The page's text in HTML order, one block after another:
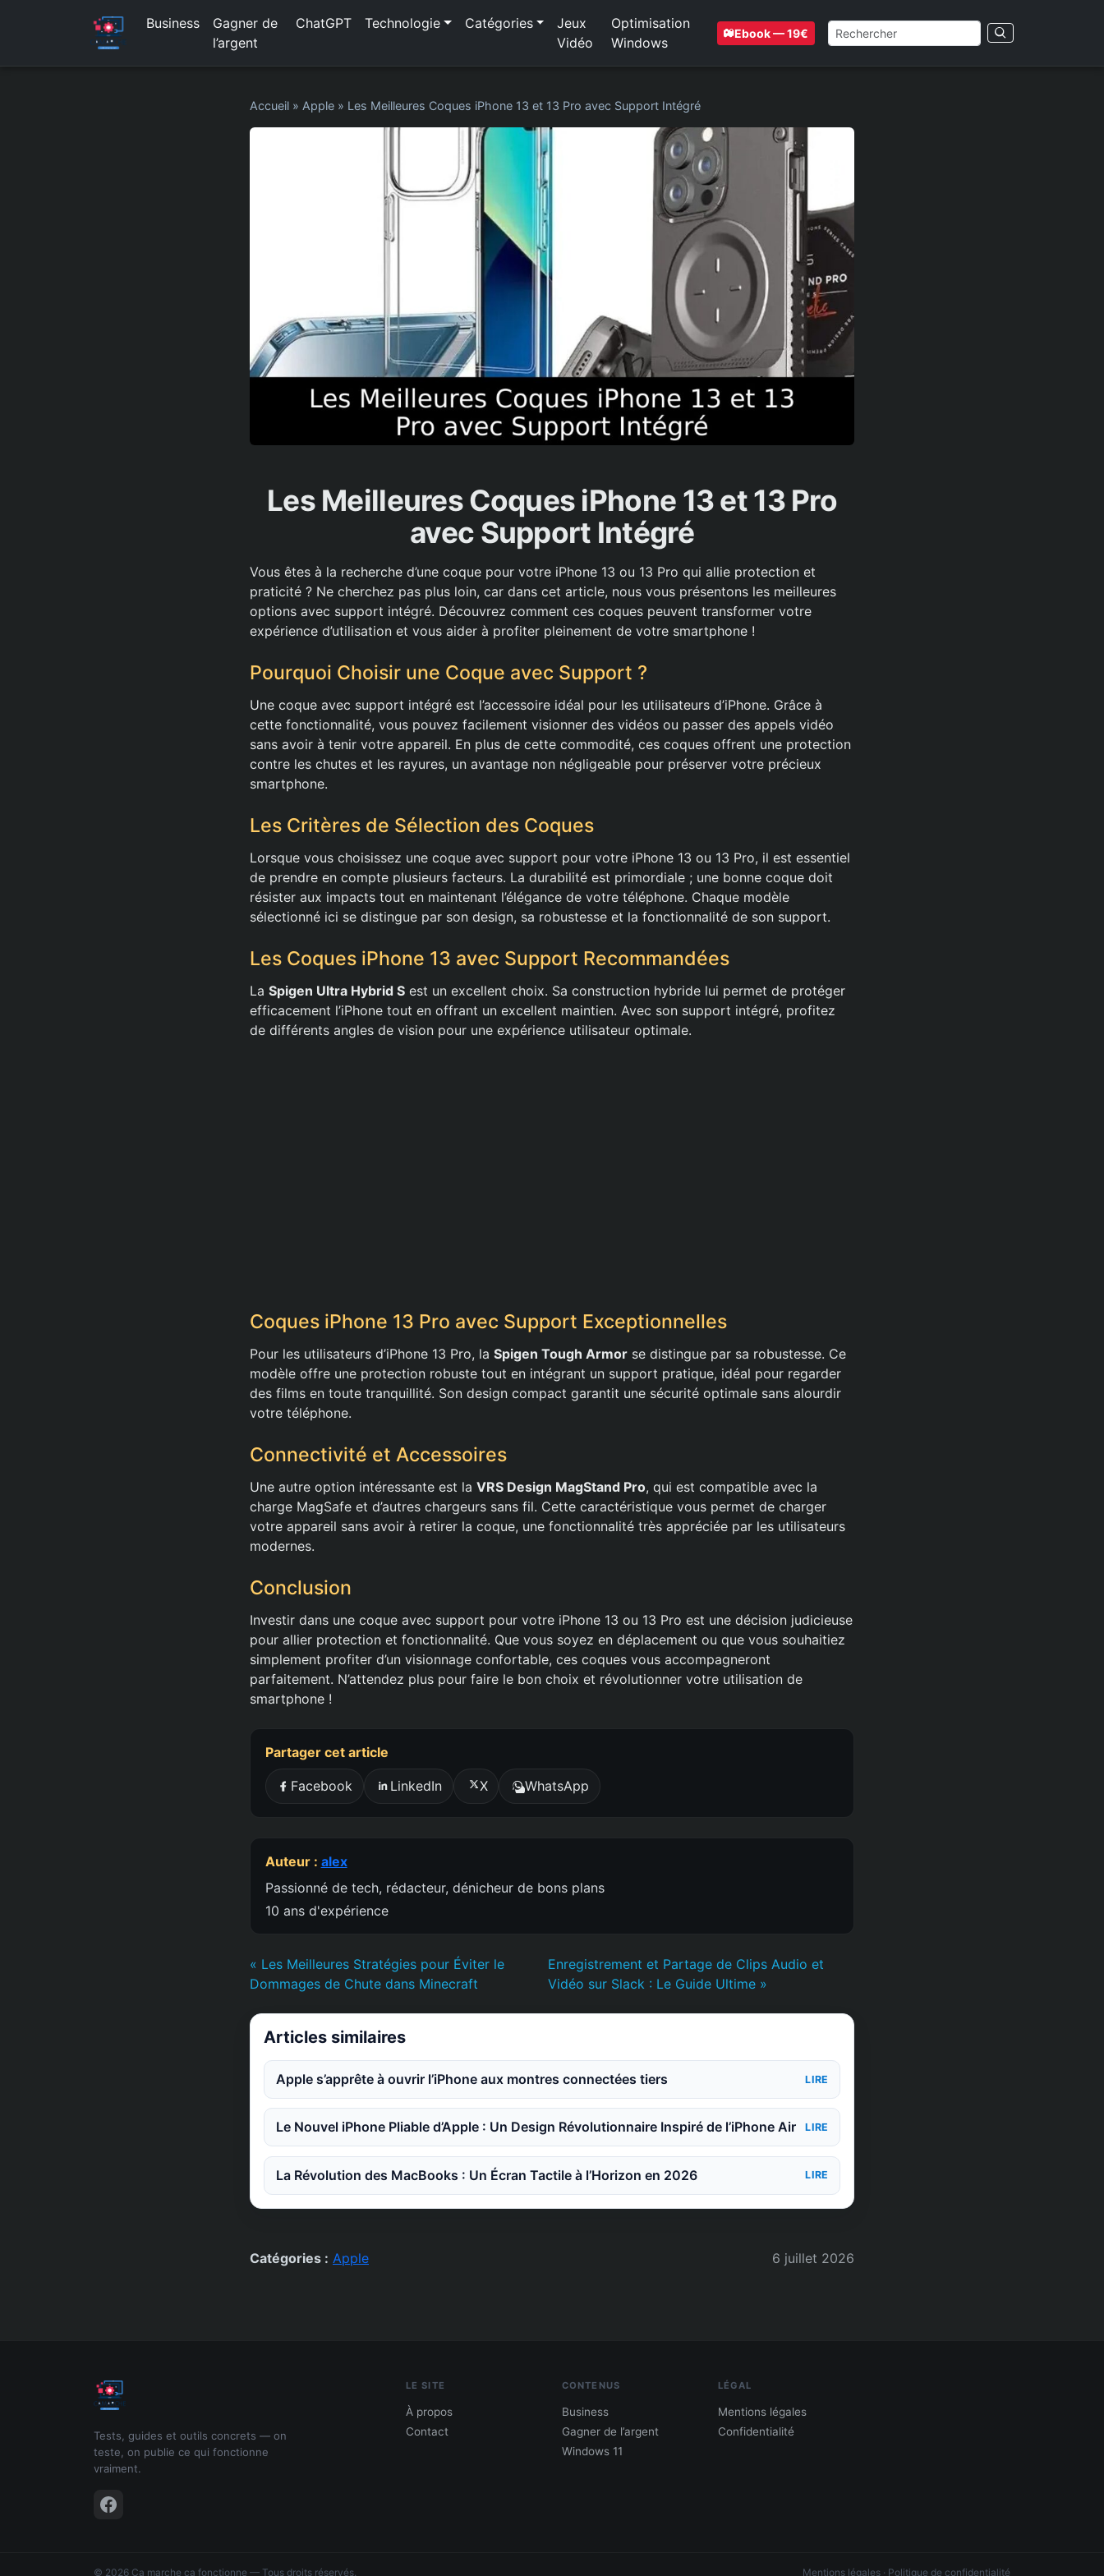
Business
Gagner de
l’argent
ChatGPT Technologie Catégories
Jeux
Vidéo
Optimisation
Windows
Ebook — 19€
Accueil » Apple » Les Meilleures Coques iPhone 13 et 13 Pro avec Support Intégré
Les Meilleures Coques iPhone 13 et 13 Pro
avec Support Intégré
Vous êtes à la recherche d’une coque pour votre iPhone 13 ou 13 Pro qui allie protection et
praticité ? Ne cherchez pas plus loin, car dans cet article, nous vous présentons les meilleures
options avec support intégré. Découvrez comment ces coques peuvent transformer votre
expérience d’utilisation et vous aider à profiter pleinement de votre smartphone !
Pourquoi Choisir une Coque avec Support ?
Une coque avec support intégré est l’accessoire idéal pour les utilisateurs d’iPhone. Grâce à
cette fonctionnalité, vous pouvez facilement visionner des vidéos ou passer des appels vidéo
sans avoir à tenir votre appareil. En plus de cette commodité, ces coques offrent une protection
contre les chutes et les rayures, un avantage non négligeable pour préserver votre précieux
smartphone.
Les Critères de Sélection des Coques
Lorsque vous choisissez une coque avec support pour votre iPhone 13 ou 13 Pro, il est essentiel
de prendre en compte plusieurs facteurs. La durabilité est primordiale ; une bonne coque doit
résister aux impacts tout en maintenant l’élégance de votre téléphone. Chaque modèle
sélectionné ici se distingue par son design, sa robustesse et la fonctionnalité de son support.
Les Coques iPhone 13 avec Support Recommandées
La Spigen Ultra Hybrid S est un excellent choix. Sa construction hybride lui permet de protéger
efficacement l’iPhone tout en offrant un excellent maintien. Avec son support intégré, profitez
de différents angles de vision pour une expérience utilisateur optimale.
Coques iPhone 13 Pro avec Support Exceptionnelles
Pour les utilisateurs d’iPhone 13 Pro, la Spigen Tough Armor se distingue par sa robustesse. Ce
modèle offre une protection robuste tout en intégrant un support pratique, idéal pour regarder
des films en toute tranquillité. Son design compact garantit une sécurité optimale sans alourdir
votre téléphone.
Connectivité et Accessoires
Une autre option intéressante est la VRS Design MagStand Pro, qui est compatible avec la
charge MagSafe et d’autres chargeurs sans fil. Cette caractéristique vous permet de charger
votre appareil sans avoir à retirer la coque, une fonctionnalité très appréciée par les utilisateurs
modernes.
Conclusion
Investir dans une coque avec support pour votre iPhone 13 ou 13 Pro est une décision judicieuse
pour allier protection et fonctionnalité. Que vous soyez en déplacement ou que vous souhaitiez
simplement profiter d’un visionnage confortable, ces coques vous accompagneront
parfaitement. N’attendez plus pour faire le bon choix et révolutionner votre utilisation de
smartphone !
Partager cet article
Facebook LinkedIn X WhatsApp
Auteur : alex
Passionné de tech, rédacteur, dénicheur de bons plans
10 ans d'expérience
« Les Meilleures Stratégies pour Éviter le
Dommages de Chute dans Minecraft
Enregistrement et Partage de Clips Audio et
Vidéo sur Slack : Le Guide Ultime »
Articles similaires
Apple s’apprête à ouvrir l’iPhone aux montres connectées tiers LIRE
Le Nouvel iPhone Pliable d’Apple : Un Design Révolutionnaire Inspiré de l’iPhone Air LIRE
La Révolution des MacBooks : Un Écran Tactile à l’Horizon en 2026 LIRE
Catégories : Apple 6 juillet 2026
Tests, guides et outils concrets — on
teste, on publie ce qui fonctionne
vraiment.
LE SITE
À propos
Contact
CONTENUS
Business
Gagner de l’argent
Windows 11
LÉGAL
Mentions légales
Confidentialité
© 2026 Ca marche ça fonctionne — Tous droits réservés. Mentions légales · Politique de confidentialité